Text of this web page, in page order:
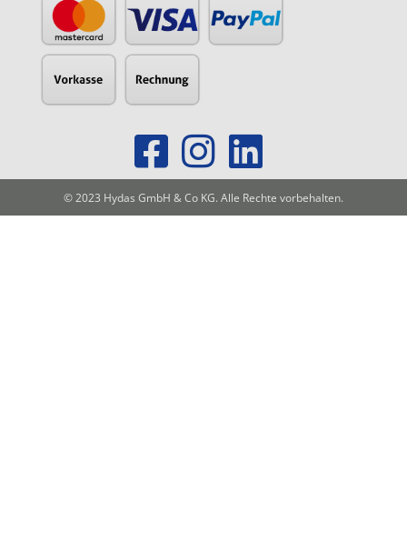
© 2023 Hydas GmbH & Co KG. Alle Rechte vorbehalten.